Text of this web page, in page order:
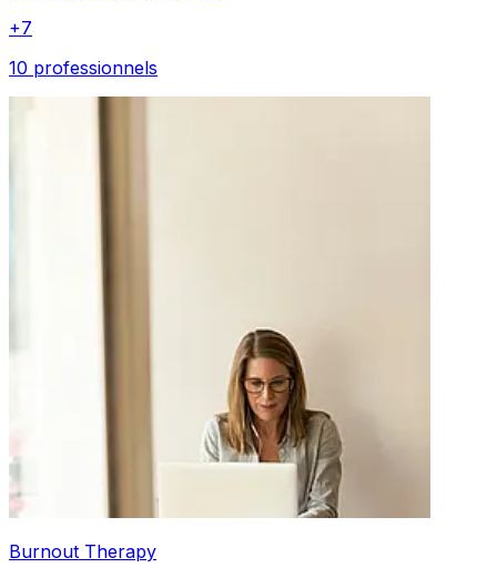
+7
10 professionnels
Burnout Therapy